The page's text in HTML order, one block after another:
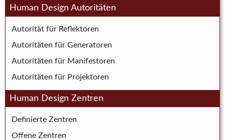
Human Design Autoritäten
Autorität für Reflektoren
Autoritäten für Generatoren
Autoritäten für Manifestoren
Autoritäten für Projektoren
Human Design Zentren
Definierte Zentren
Offene Zentren